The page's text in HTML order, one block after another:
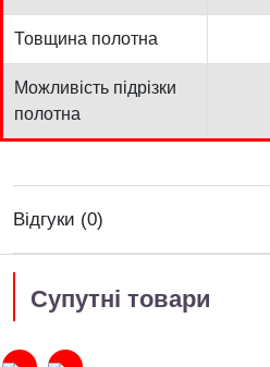
Товщина полотна
Можливість підрізки
полотна
Відгуки (0)
Супутні товари